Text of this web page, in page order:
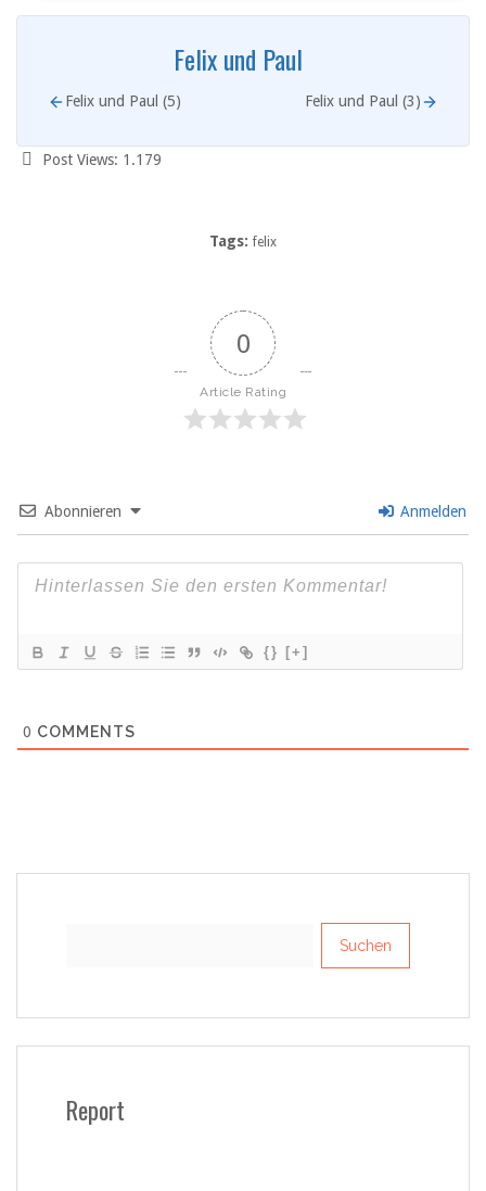
Felix und Paul
Felix und Paul (5) Felix und Paul (3)
Post Views: 1.179
Tags: felix
0
Article Rating
Abonnieren Anmelden
{} [+]
0 COMMENTS
Report